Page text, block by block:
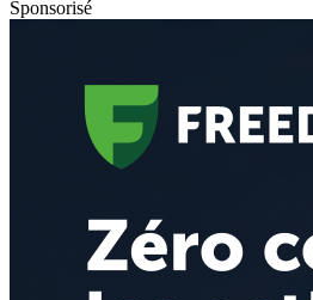
Sponsorisé